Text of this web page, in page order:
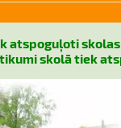
atspoguļoti
skolā tiek